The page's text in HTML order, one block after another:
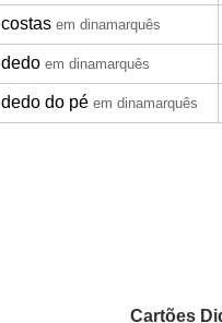
costas em dinamarquês
dedo em dinamarquês
dedo do pé em dinamarquês
Cartões